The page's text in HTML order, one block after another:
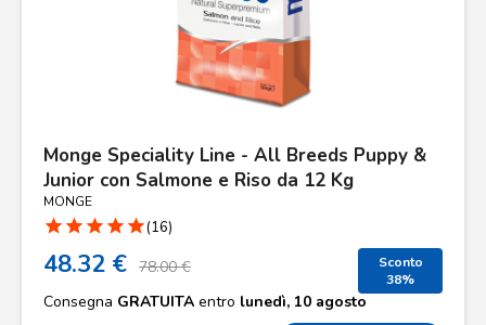
Monge Speciality Line - All Breeds Puppy &
Junior con Salmone e Riso da 12 Kg
MONGE
star star star star star(16)
48.32 € 78.00 €
Sconto
38%
Consegna GRATUITA entro lunedì, 10 agosto